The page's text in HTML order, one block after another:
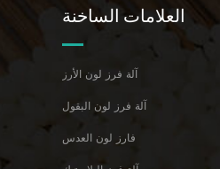
العلامات الساخنة
آلة فرز لون الأرز
آلة فرز لون البقول
فارز لون العدس